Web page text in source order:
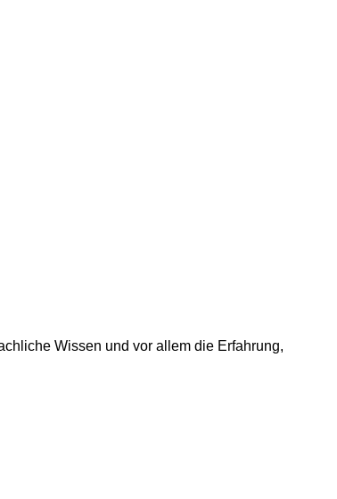
Wissen und vor allem die Erfahrung,